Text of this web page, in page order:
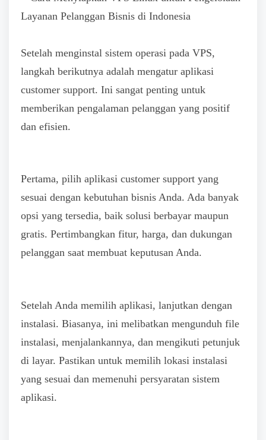
Setelah menginstal sistem operasi pada VPS,
langkah berikutnya adalah mengatur aplikasi
customer support. Ini sangat penting untuk
memberikan pengalaman pelanggan yang positif
dan efisien.
Pertama, pilih aplikasi customer support yang
sesuai dengan kebutuhan bisnis Anda. Ada banyak
opsi yang tersedia, baik solusi berbayar maupun
gratis. Pertimbangkan fitur, harga, dan dukungan
pelanggan saat membuat keputusan Anda.
Setelah Anda memilih aplikasi, lanjutkan dengan
instalasi. Biasanya, ini melibatkan mengunduh file
instalasi, menjalankannya, dan mengikuti petunjuk
di layar. Pastikan untuk memilih lokasi instalasi
yang sesuai dan memenuhi persyaratan sistem
aplikasi.